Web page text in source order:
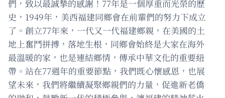
們，致以最誠摯的感謝！77年是一個厚重而光榮的歷
史，1949年，美西福建同鄉會在前輩們的努力下成立
了。創立77年來，一代又一代福建鄉親，在美國的土
地上奮鬥拼搏，落地生根，同鄉會始終是大家在海外
最溫暖的家，也是連結鄉情，傳承中華文化的重要紐
帶。站在77週年的重要節點，我們既心懷感恩，也展
望未來，我們將繼續凝聚鄉親們的力量，促進新老僑